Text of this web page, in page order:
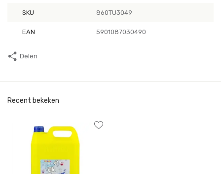
SKU 860TU3049
EAN 5901087030490
Delen
Recent bekeken